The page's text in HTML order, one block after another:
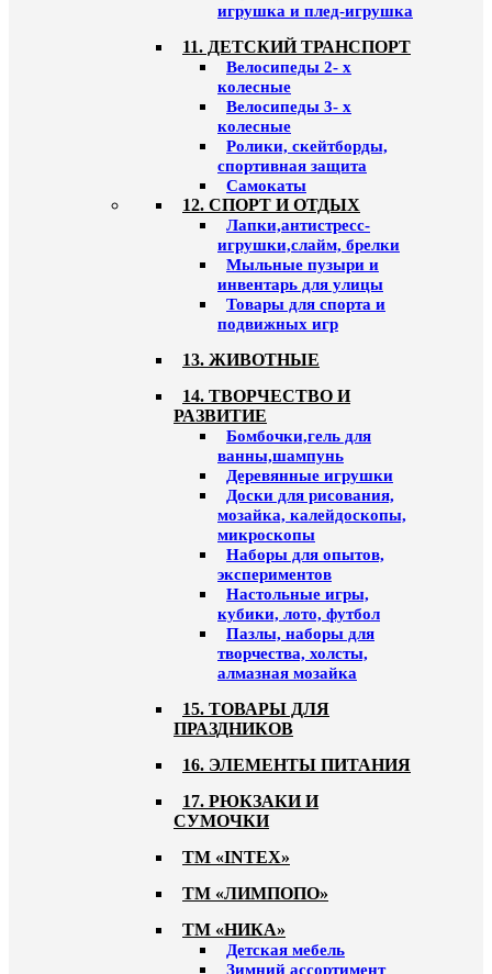
игрушка и плед-игрушка
11. ДЕТСКИЙ ТРАНСПОРТ
Велосипеды 2- х
колесные
Велосипеды 3- х
колесные
Ролики, скейтборды,
спортивная защита
Самокаты
12. СПОРТ И ОТДЫХ
Лапки,антистресс-
игрушки,слайм, брелки
Мыльные пузыри и
инвентарь для улицы
Товары для спорта и
подвижных игр
13. ЖИВОТНЫЕ
14. ТВОРЧЕСТВО И
РАЗВИТИЕ
Бомбочки,гель для
ванны,шампунь
Деревянные игрушки
Доски для рисования,
мозайка, калейдоскопы,
микроскопы
Наборы для опытов,
экспериментов
Настольные игры,
кубики, лото, футбол
Пазлы, наборы для
творчества, холсты,
алмазная мозайка
15. ТОВАРЫ ДЛЯ
ПРАЗДНИКОВ
16. ЭЛЕМЕНТЫ ПИТАНИЯ
17. РЮКЗАКИ И
СУМОЧКИ
ТМ «INTEX»
ТМ «ЛИМПОПО»
ТМ «НИКА»
Детская мебель
Зимний ассортимент